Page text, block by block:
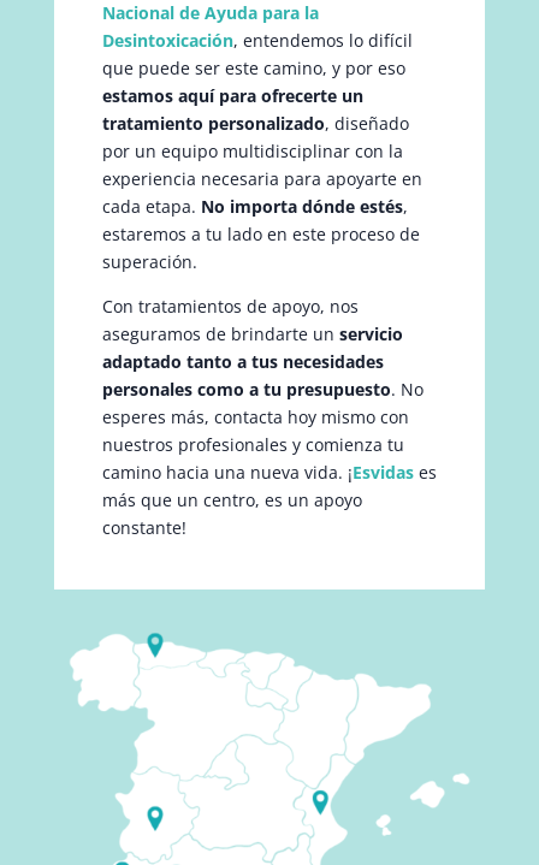
Nacional de Ayuda para la
Desintoxicación, entendemos lo difícil
que puede ser este camino, y por eso
estamos aquí para ofrecerte un
tratamiento personalizado, diseñado
por un equipo multidisciplinar con la
experiencia necesaria para apoyarte en
cada etapa. No importa dónde estés,
estaremos a tu lado en este proceso de
superación.
Con tratamientos de apoyo, nos
aseguramos de brindarte un servicio
adaptado tanto a tus necesidades
personales como a tu presupuesto. No
esperes más, contacta hoy mismo con
nuestros profesionales y comienza tu
camino hacia una nueva vida. ¡Esvidas es
más que un centro, es un apoyo
constante!